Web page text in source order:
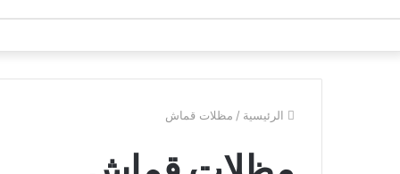
الرئيسية / مظلات قماش